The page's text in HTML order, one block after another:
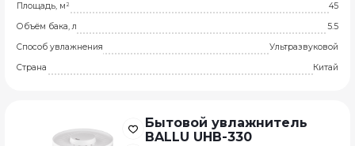
Площадь, м²
45
Объём бака, л
5.5
Способ увлажнения
Ультразвуковой
Страна
Китай
Бытовой увлажнитель
BALLU UHB-330